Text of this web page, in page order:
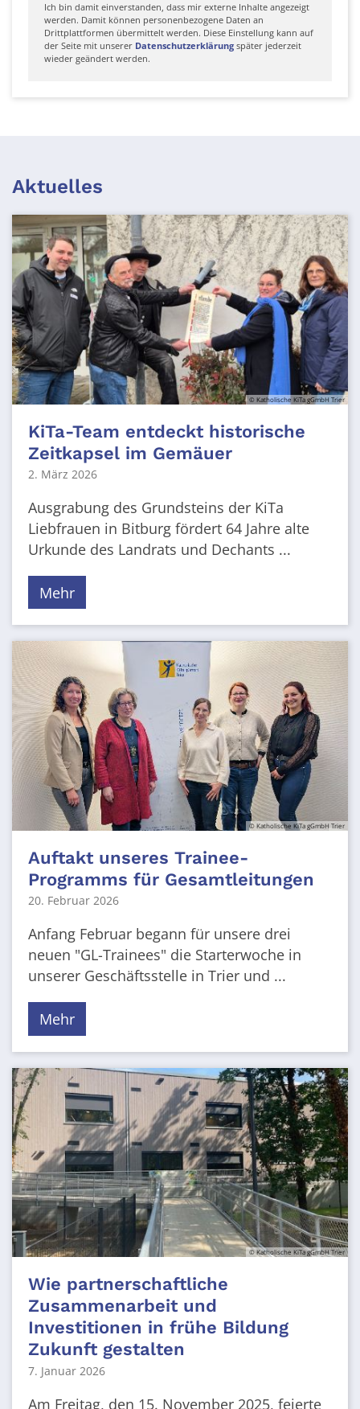
Ich bin damit einverstanden, dass mir externe Inhalte angezeigt
werden. Damit können personenbezogene Daten an
Drittplattformen übermittelt werden. Diese Einstellung kann auf
der Seite mit unserer Datenschutzerklärung später jederzeit
wieder geändert werden.
Aktuelles
© Katholische KiTa gGmbH Trier
KiTa-Team entdeckt historische
Zeitkapsel im Gemäuer
2. März 2026
Ausgrabung des Grundsteins der KiTa
Liebfrauen in Bitburg fördert 64 Jahre alte
Urkunde des Landrats und Dechants ...
Mehr
© Katholische KiTa gGmbH Trier
Auftakt unseres Trainee-
Programms für Gesamtleitungen
20. Februar 2026
Anfang Februar begann für unsere drei
neuen "GL-Trainees" die Starterwoche in
unserer Geschäftsstelle in Trier und ...
Mehr
© Katholische KiTa gGmbH Trier
Wie partnerschaftliche
Zusammenarbeit und
Investitionen in frühe Bildung
Zukunft gestalten
7. Januar 2026
Am Freitag, den 15. November 2025, feierte